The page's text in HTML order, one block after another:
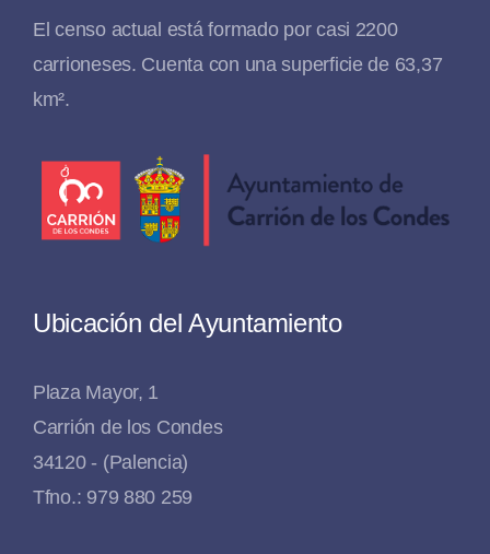
El censo actual está formado por casi 2200
carrioneses. Cuenta con una superficie de 63,37
km².
Ubicación del Ayuntamiento
Plaza Mayor, 1
Carrión de los Condes
34120 - (Palencia)
Tfno.: 979 880 259